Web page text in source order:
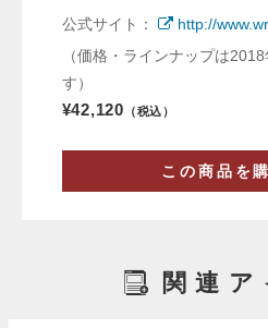
公式サイト：
http://
（価格・ラインナップは
す）
¥42,120 （税込）
この商品を
関連